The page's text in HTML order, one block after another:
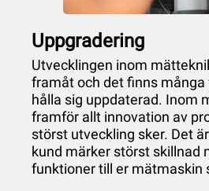
Uppgradering
Utvecklingen inom
framåt och det finns
hålla sig uppdaterad. Inom
framför allt innovation av
störst utveckling sker. Det
kund märker störst skillnad
funktioner till er mätmaskin